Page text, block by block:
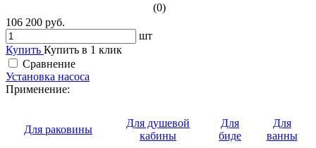
(0)
106 200 руб.
шт
Купить Купить в 1 клик
Сравнение
Установка насоса
Применение:
Для раковины
Для душевой
кабины
Для
биде
Для
ванны